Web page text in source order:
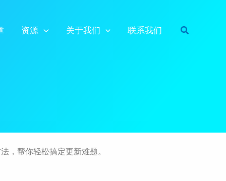
资源 关于我们 联系我们
搜
，帮你轻松搞定更新难题。